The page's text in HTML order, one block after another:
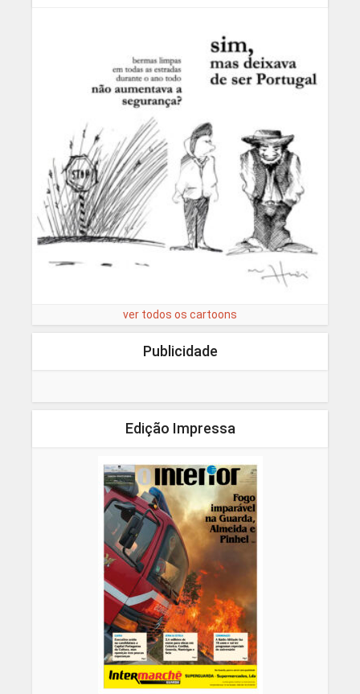
ver todos os cartoons
Publicidade
Edição Impressa